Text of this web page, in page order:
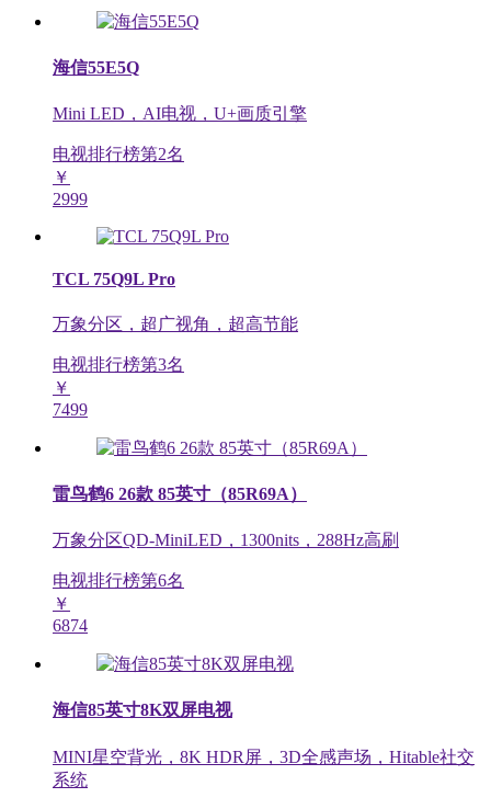
海信55E5Q
Mini LED，AI电视，U+画质引擎
电视排行榜第2名
￥
2999
TCL 75Q9L Pro
万象分区，超广视角，超高节能
电视排行榜第3名
￥
7499
雷鸟鹤6 26款 85英寸（85R69A）
万象分区QD-MiniLED，1300nits，288Hz高刷
电视排行榜第6名
￥
6874
海信85英寸8K双屏电视
MINI星空背光，8K HDR屏，3D全感声场，Hitable社交
系统